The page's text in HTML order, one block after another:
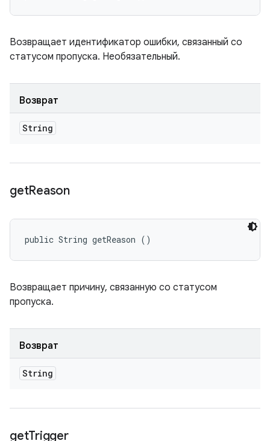
Возвращает идентификатор ошибки, связанный со
статусом пропуска. Необязательный.
Возврат
String
getReason
public String getReason ()
Возвращает причину, связанную со статусом
пропуска.
Возврат
String
getTrigger